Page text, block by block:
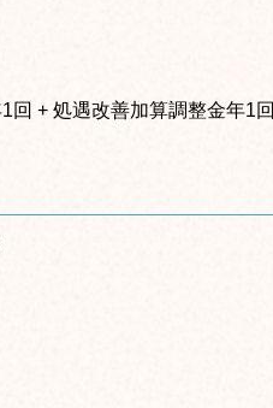
回 + 処遇改善加算調整金年1回